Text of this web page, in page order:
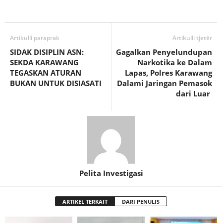
Artikulli paraprak
SIDAK DISIPLIN ASN:
SEKDA KARAWANG
TEGASKAN ATURAN
BUKAN UNTUK DISIASATI
Artikulli tjetër
Gagalkan Penyelundupan
Narkotika ke Dalam
Lapas, Polres Karawang
Dalami Jaringan Pemasok
dari Luar ‎
Pelita Investigasi
ARTIKEL TERKAIT DARI PENULIS